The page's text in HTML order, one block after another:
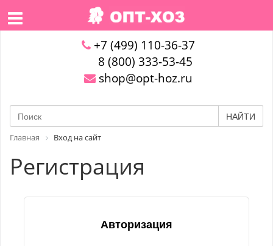
+7 (499) 110-36-37
8 (800) 333-53-45
shop@opt-hoz.ru
НАЙТИ
Главная Вход на сайт
Регистрация
Авторизация